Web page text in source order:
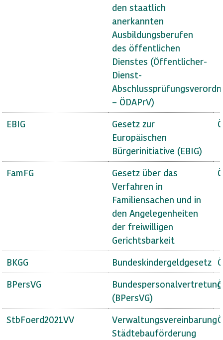
den staatlich
anerkannten
Ausbildungsberufen
des öffentlichen
Dienstes (Öffentlicher-
Dienst-
– ÖDAPrV)
EBIG
Gesetz zur
Europäischen
Bürgerinitiative (EBIG)
FamFG
Gesetz über das
Verfahren in
Familiensachen und in
den Angelegenheiten
der freiwilligen
Gerichtsbarkeit
BKGG Bundeskindergeldgesetz
BPersVG
(BPersVG)
StbFoerd2021VV
Verwaltungsvereinbarung
Städtebauförderung